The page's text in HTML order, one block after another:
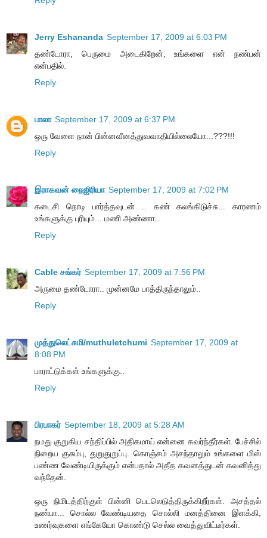
Jerry Eshananda September 17, 2009 at 6:03 PM
தண்டோரா, பெருமை அடைகிறேன், உங்களை என் நண்பன்
என்பதில்.
Reply
பாலா September 17, 2009 at 6:37 PM
ஒரு வேளை நான் பின்னவீனத்துவவாதியில்லையோ...???!!!
Reply
இராகவன் நைஜிரியா September 17, 2009 at 7:02 PM
கடைசி நொடி பார்த்தவுடன் .. கண் கலங்கிடுச்சு... காரணம்
உங்களுக்கு புரியும்... மணி அண்ணா..
Reply
Cable சங்கர் September 17, 2009 at 7:56 PM
அருமை தண்டோரா.. முன்னமே பாத்திருந்தாலும்..
Reply
முத்துலெட்சுமி/muthuletchumi September 17, 2009 at
8:08 PM
பாராட்டுக்கள் உங்களுக்கு..
Reply
பிரபாகர் September 18, 2009 at 5:28 AM
நமது குறுகிய சந்திப்பில் அதிகமாய் என்னை கவர்ந்தீர்கள். பேச்சில்
நிறைய குசும்பு, துறுதுறுப்பு. கொஞ்சம் அசந்தாலும் உங்களை மிஸ்
பண்ண வேண்டியிருக்கும் என்பதால் அதீத கவனத்துடன் கவனித்து
வந்தேன்.
ஒரு நிமிடத்திற்குள் பின்னி பெடலெடுத்திருக்கிறீர்கள். அசத்தல்
நண்பா... சொல்ல வேண்டியதை சொல்லி மனத்தினை இளக்கி,
உணர்வுகளை எங்கேயோ கொண்டு செல்ல வைத்துவிட்டீர்கள்.